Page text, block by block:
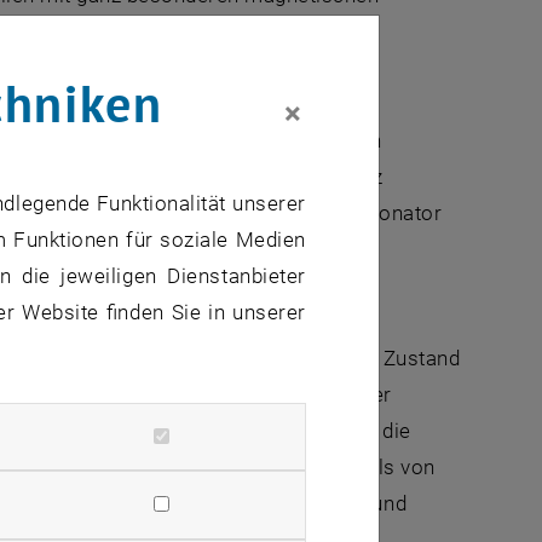
Süss. Ein magnetisches Feld kann
man diese Materialien bei einer ganz
zu diesem magnetischen Resonator
Eigenschaften bei einer bestimmten
können von einem paramagnetischen Zustand
Auch ein neuerliches Absenken der
Magnetfeld ändert dieser Schalter die
also nur durch einen magnetischen Puls von
irgendwann mal zu warm wurde und
×
Funktionalität unserer
Funktionen für soziale Medien
die jeweiligen Dienstanbieter
Website finden Sie in unserer